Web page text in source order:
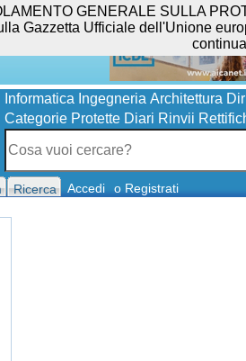
Informatica Ingegneria Architettura
Categorie Protette Diari Rinvii
Ricerca Accedi o Registrati
GENERALE SULLA
Gazzetta Ufficiale dell'Unione